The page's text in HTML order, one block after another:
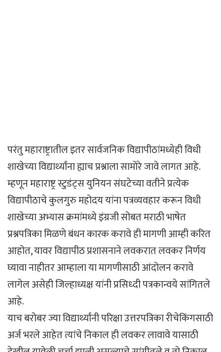
परंतु महाराष्ट्रातील इतर सार्वजनिक विद्यापीठांमध्येही विधी
शाखेच्या विद्यार्थ्यांना ह्याच प्रश्नाला सामोरे जावे लागत आहे.
म्हणून महाराष्ट्र स्टुडंट्स युनियन संघटेच्या वतीने प्रत्येक
विद्यापीठाचे कुलगुरु महोदय यांना पत्रव्यवहार करून विधी
शाखेच्या अभ्यास क्रमांमध्ये इंग्रजी सोबत मराठी भाषेत
प्रश्नपत्रिका मिळणे बंधन कारक करावे ही मागणी आम्ही करित
आहोत, यावर विद्यापीठ प्रशासनाने लवकरात लवकर निर्णय
घ्यावा नाहीतर आम्हाला या मागणीसाठी आंदोलन करावे
लागेल असेही जिल्हाध्यक्ष यांनी प्रसिध्दी पत्रकान्वये सांगितले
आहे.
याच बरोबर ज्या विद्यार्थ्यांनी परिक्षा उत्तरपत्रिका रीचेकिंगसाठी
अर्ज भरले आहेत त्यांचे निकाल ही लवकर लावावे यासाठी